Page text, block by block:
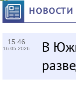
НОВОСТИ
15:46
16.05.2026
В